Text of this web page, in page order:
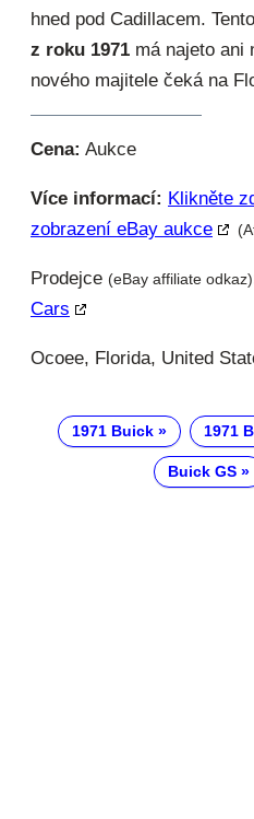
hned pod Cadillacem. Tento
z roku 1971 má najeto ani
nového majitele čeká na
Cena: Aukce
Více informací: Klikněte
zobrazení eBay aukce
Prodejce (eBay affiliate odkaz)
Cars
Ocoee, Florida, United
1971 Buick 1971
Buick GS